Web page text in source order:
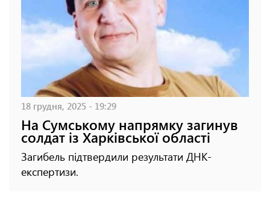
18 грудня, 2025 - 19:29
На Сумському напрямку загинув
солдат із Харківської області
Загибель підтвердили результати ДНК-
експертизи.